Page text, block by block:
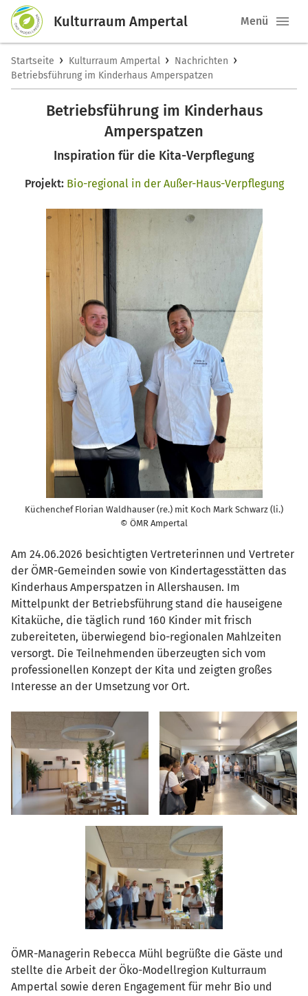
Kulturraum Ampertal Menü
Startseite › Kulturraum Ampertal › Nachrichten ›
Betriebsführung im Kinderhaus Amperspatzen
Betriebsführung im Kinderhaus
Amperspatzen
Inspiration für die Kita-Verpflegung
Projekt: Bio-regional in der Außer-Haus-Verpflegung
Küchenchef Florian Waldhauser (re.) mit Koch Mark Schwarz (li.)
© ÖMR Ampertal
Am 24.06.2026 besichtigten Vertreterinnen und Vertreter
der ÖMR-Gemeinden sowie von Kindertagesstätten das
Kinderhaus Amperspatzen in Allershausen. Im
Mittelpunkt der Betriebsführung stand die hauseigene
Kitaküche, die täglich rund 160 Kinder mit frisch
zubereiteten, überwiegend bio-regionalen Mahlzeiten
versorgt. Die Teilnehmenden überzeugten sich vom
professionellen Konzept der Kita und zeigten großes
Interesse an der Umsetzung vor Ort.
ÖMR-Managerin Rebecca Mühl begrüßte die Gäste und
stellte die Arbeit der Öko-Modellregion Kulturraum
Ampertal sowie deren Engagement für mehr Bio und